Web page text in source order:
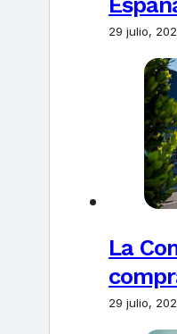
29 julio,
La
29 julio,